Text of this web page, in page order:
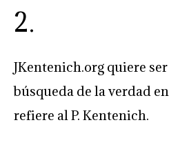
2.
JKentenich.org quiere
búsqueda de la verdad
refiere al P. Kentenich.